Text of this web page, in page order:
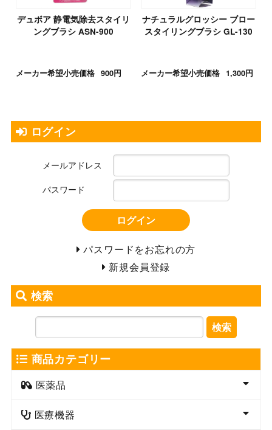
デュボア 静電気除去スタイリ
ングブラシ ASN-900
メーカー希望小売価格 900円
ナチュラルグロッシー ブロー
スタイリングブラシ GL-130
メーカー希望小売価格 1,300円
ログイン
メールアドレス
パスワード
ログイン
パスワードをお忘れの方
新規会員登録
検索
検索
商品カテゴリー
医薬品
医療機器